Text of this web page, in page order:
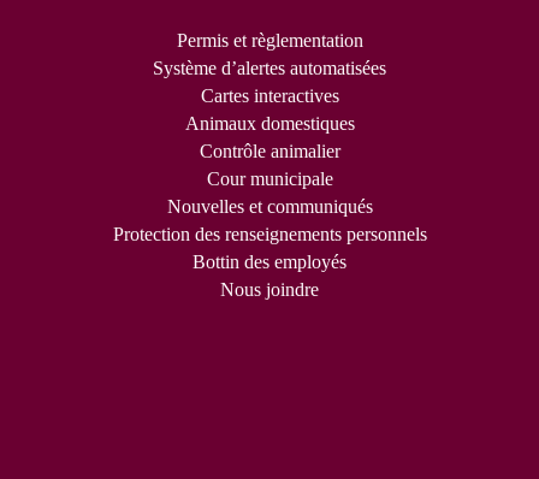
Permis et règlementation
Système d’alertes automatisées
Cartes interactives
Animaux domestiques
Contrôle animalier
Cour municipale
Nouvelles et communiqués
Protection des renseignements personnels
Bottin des employés
Nous joindre